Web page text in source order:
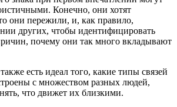
Конечно, они хотят
они пережили, и, как правило,
других, чтобы идентифицировать
почему они так много вкладывают
есть идеал того, какие типы связей
с множеством разных людей,
что движет их близкими.